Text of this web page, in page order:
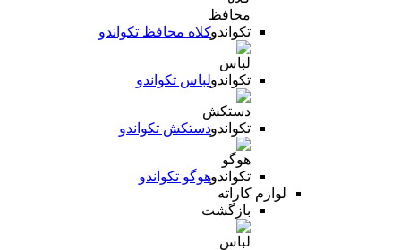
کلاه محافظ تکواندو
لباس تکواندو
دستکش تکواندو
هوگو تکواندو
لوازم کاراته
بازگشت